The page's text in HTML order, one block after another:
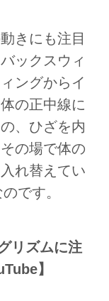
きにも注目
ックスウィ
ングからイ
の正中線に
、ひざを内
の場で体の
れ替えてい
です。
リズムに注
】